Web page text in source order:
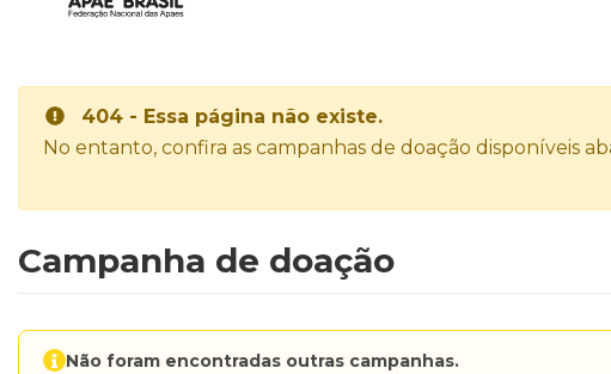
404 - Essa página não existe.
No entanto, confira as campanhas de doação disponíveis
Campanha de doação
Não foram encontradas outras campanhas.